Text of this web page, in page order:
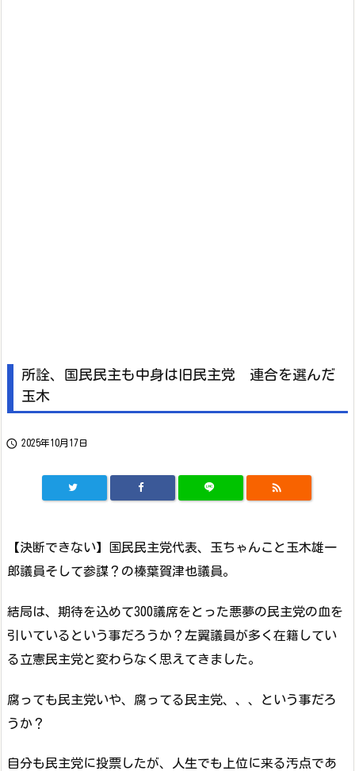
所詮、国民民主も中身は旧民主党 連合を選んだ
玉木
 2025年10月17日

【決断できない】国民民主党代表、玉ちゃんこと玉木雄一
郎議員そして参謀？の榛葉賀津也議員。
結局は、期待を込めて300議席をとった悪夢の民主党の血を
引いているという事だろうか？左翼議員が多く在籍してい
る立憲民主党と変わらなく思えてきました。
腐っても民主党いや、腐ってる民主党、、、という事だろ
うか？
自分も民主党に投票したが、人生でも上位に来る汚点であ